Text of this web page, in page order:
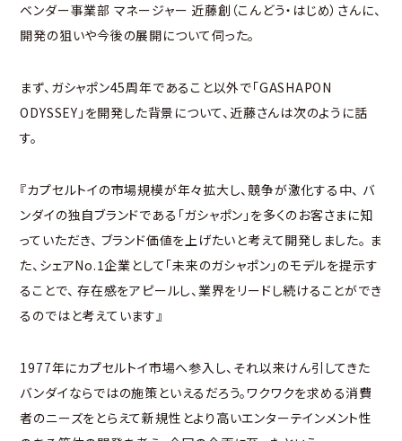
ベンダー事業部 マネージャー 近藤創（こんどう・はじめ）さんに、
開発の狙いや今後の展開について伺った。
まず、ガシャポン45周年であること以外で「GASHAPON
ODYSSEY」を開発した背景について、近藤さんは次のように話
す。
『カプセルトイの市場規模が年々拡大し、競争が激化する中、 バ
ンダイの独自ブランドである「ガシャポン」を多くのお客さまに知
っていただき、 ブランド価値を上げたいと考えて開発しました。 ま
た、シェアNo.1企業として「未来のガシャポン」のモデルを提示す
ることで、 存在感をアピールし、業界をリードし続けることができ
るのではと考えています』
1977年にカプセルトイ市場へ参入し、それ以来けん引してきた
バンダイならではの施策といえるだろう。ワクワクを求める消費
者のニーズをとらえて新規性とより高いエンターテインメント性